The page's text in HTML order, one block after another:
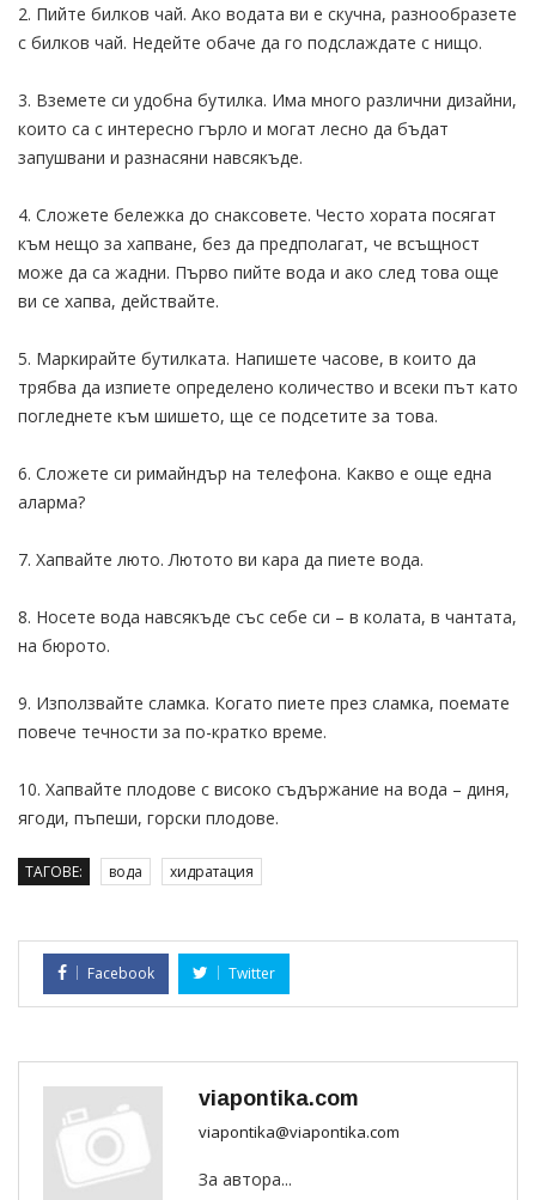
2. Пийте билков чай. Ако водата ви е скучна, разнообразете
с билков чай. Недейте обаче да го подслаждате с нищо.
3. Вземете си удобна бутилка. Има много различни дизайни,
които са с интересно гърло и могат лесно да бъдат
запушвани и разнасяни навсякъде.
4. Сложете бележка до снаксовете. Често хората посягат
към нещо за хапване, без да предполагат, че всъщност
може да са жадни. Първо пийте вода и ако след това още
ви се хапва, действайте.
5. Маркирайте бутилката. Напишете часове, в които да
трябва да изпиете определено количество и всеки път като
погледнете към шишето, ще се подсетите за това.
6. Сложете си римайндър на телефона. Какво е още една
аларма?
7. Хапвайте люто. Лютото ви кара да пиете вода.
8. Носете вода навсякъде със себе си – в колата, в чантата,
на бюрото.
9. Използвайте сламка. Когато пиете през сламка, поемате
повече течности за по-кратко време.
10. Хапвайте плодове с високо съдържание на вода – диня,
ягоди, пъпеши, горски плодове.
ТАГОВЕ: вода хидратация
Facebook Twitter
viapontika.com
viapontika@viapontika.com
За автора...